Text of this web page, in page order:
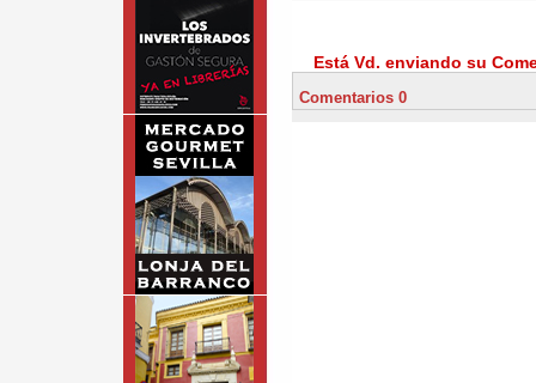
Está Vd. enviando su
Comentarios 0